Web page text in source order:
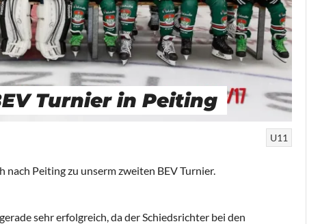
Turnier in Peiting
U11
nach Peiting zu unserm zweiten BEV Turnier.
sehr erfolgreich, da der Schiedsrichter bei den